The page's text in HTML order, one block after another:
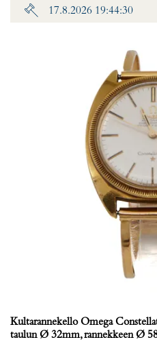
17.8.2026 19:44:30
Kultarannekello Omega
taulun Ø 32mm, rannekkeen Ø